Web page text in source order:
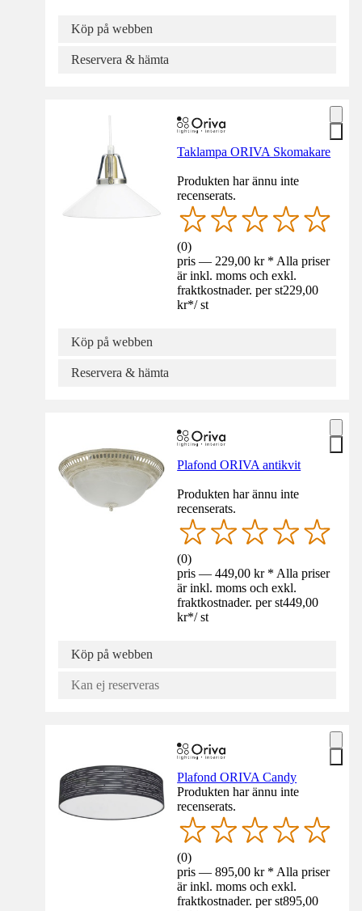
Köp på webben
Reservera & hämta
Taklampa ORIVA Skomakare
Produkten har ännu inte
recenserats.
(0)
pris — 229,00 kr * Alla priser
är inkl. moms och exkl.
fraktkostnader. per st229,00
kr*/ st
Köp på webben
Reservera & hämta
Plafond ORIVA antikvit
Produkten har ännu inte
recenserats.
(0)
pris — 449,00 kr * Alla priser
är inkl. moms och exkl.
fraktkostnader. per st449,00
kr*/ st
Köp på webben
Kan ej reserveras
Plafond ORIVA Candy
Produkten har ännu inte
recenserats.
(0)
pris — 895,00 kr * Alla priser
är inkl. moms och exkl.
fraktkostnader. per st895,00